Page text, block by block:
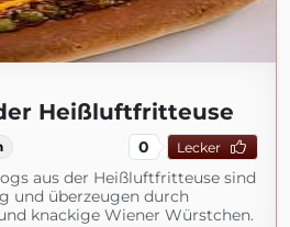
Heißluftfritteuse
0 Lecker
aus der Heißluftfritteuse sind
und überzeugen durch
knackige Wiener Würstchen.